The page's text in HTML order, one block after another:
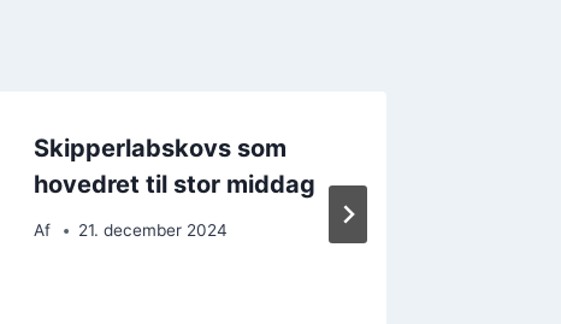
Skipperlabskovs som
hovedret til stor middag
Af 21. december 2024